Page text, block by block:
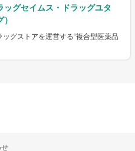
ッグセイムス・ドラッグユタ
グストアを運営する“複合型医薬品
せ